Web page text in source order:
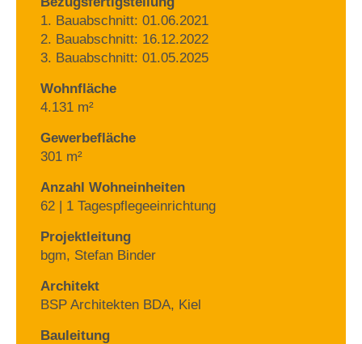
1. Bauabschnitt: 01.06.2021
2. Bauabschnitt: 16.12.2022
3. Bauabschnitt: 01.05.2025
Wohnfläche
4.131 m²
Gewerbefläche
301 m²
Anzahl Wohneinheiten
62 | 1 Tagespflegeeinrichtung
Projektleitung
bgm, Stefan Binder
Architekt
BSP Architekten BDA, Kiel
Bauleitung